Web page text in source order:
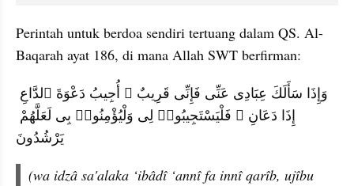
Perintah untuk berdoa sendiri tertuang dalam QS. Al-
Baqarah ayat 186, di mana Allah SWT berfirman:
يَرْشُدُونَ
(wa idzâ sa'alaka ‘ibâdî ‘annî fa innî qarîb, ujîbu